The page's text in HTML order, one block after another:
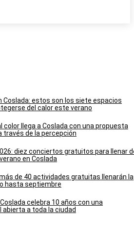
Coslada: estos son los siete espacios
del calor este verano
color llega a Coslada con una propuesta
través de la percepción
diez conciertos gratuitos para llenar
en Coslada
de 40 actividades gratuitas llenarán la
hasta septiembre
celebra 10 años con una
a toda la ciudad